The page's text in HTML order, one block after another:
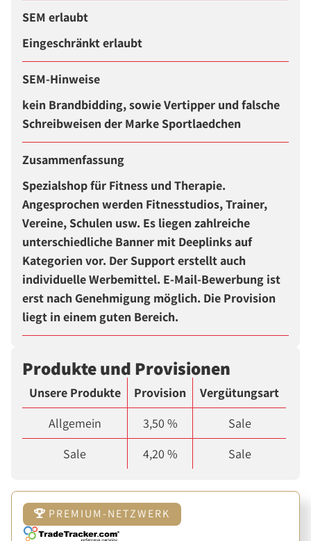
SEM erlaubt
Eingeschränkt erlaubt
SEM-Hinweise
kein Brandbidding, sowie Vertipper und falsche
Schreibweisen der Marke Sportlaedchen
Zusammenfassung
Spezialshop für Fitness und Therapie.
Angesprochen werden Fitnesstudios, Trainer,
Vereine, Schulen usw. Es liegen zahlreiche
unterschiedliche Banner mit Deeplinks auf
Kategorien vor. Der Support erstellt auch
individuelle Werbemittel. E-Mail-Bewerbung ist
erst nach Genehmigung möglich. Die Provision
liegt in einem guten Bereich.
Produkte und Provisionen
Unsere Produkte Provision
Vergütungsart
Allgemein
3,50 %
Sale
Sale
4,20 % Sale
PREMIUM-NETZWERK